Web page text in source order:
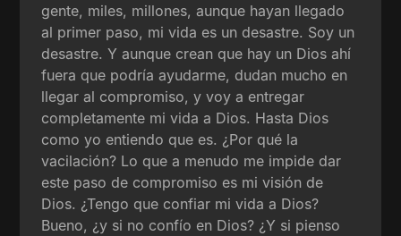
gente, miles, millones, aunque hayan llegado
al primer paso, mi vida es un desastre. Soy un
desastre. Y aunque crean que hay un Dios ahí
fuera que podría ayudarme, dudan mucho en
llegar al compromiso, y voy a entregar
completamente mi vida a Dios. Hasta Dios
como yo entiendo que es. ¿Por qué la
vacilación? Lo que a menudo me impide dar
este paso de compromiso es mi visión de
Dios. ¿Tengo que confiar mi vida a Dios?
Bueno, ¿y si no confío en Dios? ¿Y si pienso